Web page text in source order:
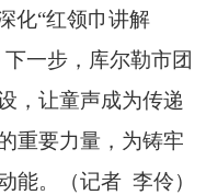
化“红领巾讲解
下一步， 库尔勒市团
， 让童声成为传递
重要力量， 为铸牢
能。
（记者 李伶）